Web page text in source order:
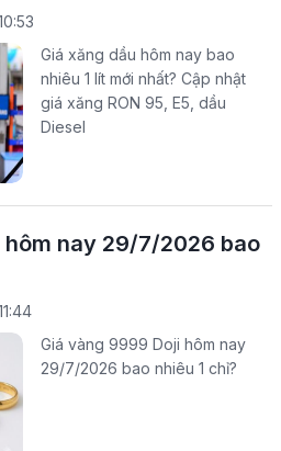
Giá xăng dầu hôm nay bao
nhiêu 1 lít mới nhất? Cập nhật
giá xăng RON 95, E5, dầu
Diesel
nay 29/7/2026 bao
Giá vàng 9999 Doji hôm nay
29/7/2026 bao nhiêu 1 chỉ?